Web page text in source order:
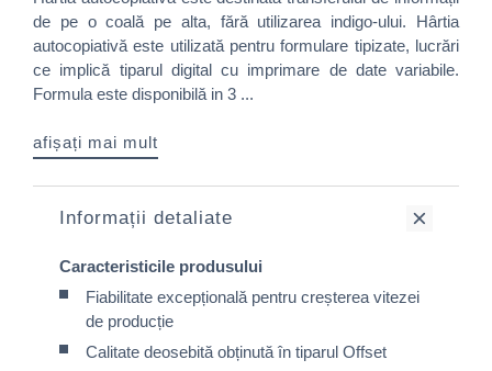
de pe o coală pe alta, fără utilizarea indigo-ului. Hârtia
autocopiativă este utilizată pentru formulare tipizate, lucrări
ce implică tiparul digital cu imprimare de date variabile.
Formula este disponibilă in 3 ...
afișați mai mult
Informații detaliate
Caracteristicile produsului
Fiabilitate excepțională pentru creșterea vitezei
de producție
Calitate deosebită obținută în tiparul Offset